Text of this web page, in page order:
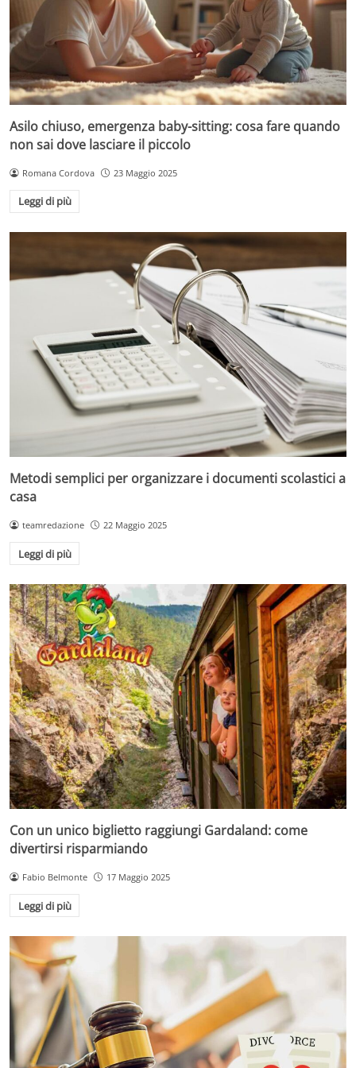
Asilo chiuso, emergenza baby-sitting: cosa fare quando
non sai dove lasciare il piccolo
Romana Cordova 23 Maggio 2025
Leggi di più
Metodi semplici per organizzare i documenti scolastici a
casa
teamredazione 22 Maggio 2025
Leggi di più
Con un unico biglietto raggiungi Gardaland: come
divertirsi risparmiando
Fabio Belmonte 17 Maggio 2025
Leggi di più